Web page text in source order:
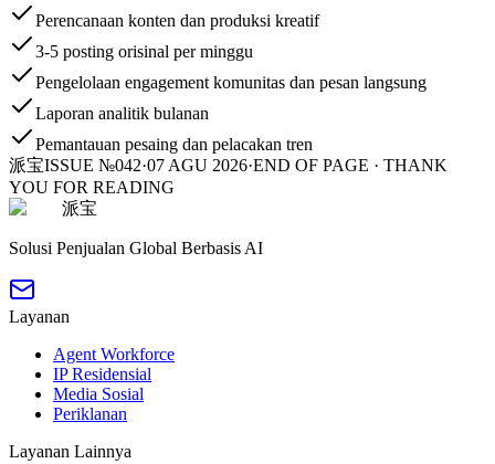
Perencanaan konten dan produksi kreatif
3-5 posting orisinal per minggu
Pengelolaan engagement komunitas dan pesan langsung
Laporan analitik bulanan
Pemantauan pesaing dan pelacakan tren
派宝ISSUE №042·07 AGU 2026·END OF PAGE · THANK
YOU FOR READING
派宝
Solusi Penjualan Global Berbasis AI
Layanan
Agent Workforce
IP Residensial
Media Sosial
Periklanan
Layanan Lainnya